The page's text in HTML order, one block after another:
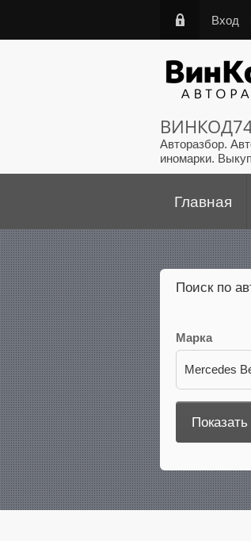
Вход
Авторазбор.
иномарки.
Главная
Поиск по
Марка
Mercedes